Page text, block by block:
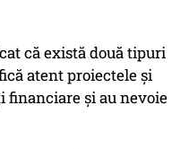
că există două tipuri
atent proiectele și
financiare și au nevoie